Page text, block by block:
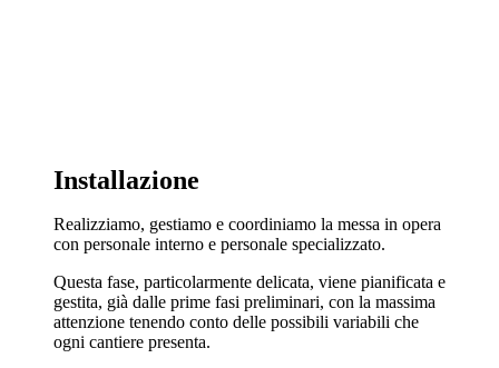
Installazione
Realizziamo, gestiamo e coordiniamo la messa in opera
con personale interno e personale specializzato.
Questa fase, particolarmente delicata, viene pianificata e
gestita, già dalle prime fasi preliminari, con la massima
attenzione tenendo conto delle possibili variabili che
ogni cantiere presenta.